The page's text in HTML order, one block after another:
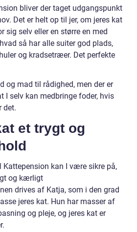
bliver der taget udgangspunkt
Det er helt op til jer, om jeres kat
sig selv eller en større en med
så har alle suiter god plads,
og kradsetræer. Det perfekte
og mad til rådighed, men der er
I selv kan medbringe foder, hvis
det.
et trygt og
kan I være sikre på,
og kærligt
drives af Katja, som i den grad
jeres kat. Hun har masser af
og pleje, og jeres kat er